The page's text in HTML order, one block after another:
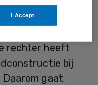
De PvdA is juist
rechter heeft
bij
gaat
I Accept